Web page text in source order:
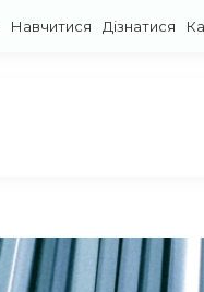
Навчитися Дізнатися